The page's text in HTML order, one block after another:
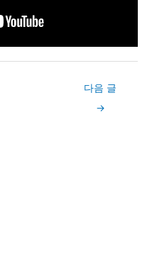
다음 글
→